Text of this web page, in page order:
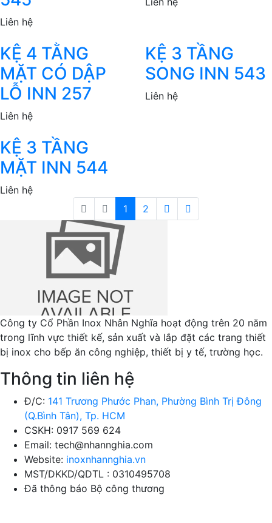
Liên hệ
KỆ 4 TẰNG
MẶT CÓ DẬP
LỖ INN 257
Liên hệ
KỆ 3 TẦNG
SONG INN 543
Liên hệ
KỆ 3 TẦNG
MẶT INN 544
Liên hệ
1
2
Công ty Cổ Phần Inox Nhân Nghĩa hoạt động trên 20 năm
trong lĩnh vực thiết kế, sản xuất và lắp đặt các trang thiết
bị inox cho bếp ăn công nghiệp, thiết bị y tế, trường học.
Thông tin liên hệ
Đ/C: 141 Trương Phước Phan, Phường Bình Trị Đông
(Q.Bình Tân), Tp. HCM
CSKH: 0917 569 624
Email: tech@nhannghia.com
Website: inoxnhannghia.vn
MST/DKKD/QDTL : 0310495708
Đã thông báo Bộ công thương